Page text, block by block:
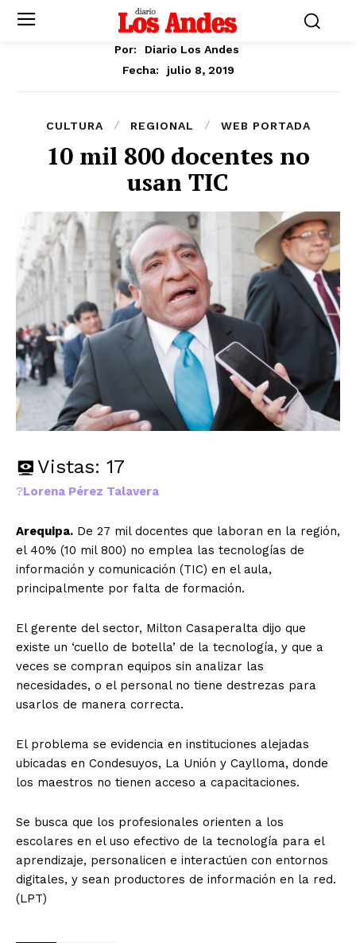
Por:
Diario Los Andes
Fecha:
julio 8, 2019
CULTURA REGIONAL WEB PORTADA
10 mil 800 docentes no
usan TIC
Vistas: 17
?Lorena Pérez Talavera
Arequipa. De 27 mil docentes que laboran en la región,
el 40% (10 mil 800) no emplea las tecnologías de
información y comunicación (TIC) en el aula,
principalmente por falta de formación.
El gerente del sector, Milton Casaperalta dijo que
existe un ‘cuello de botella’ de la tecnología, y que a
veces se compran equipos sin analizar las
necesidades, o el personal no tiene destrezas para
usarlos de manera correcta.
El problema se evidencia en instituciones alejadas
ubicadas en Condesuyos, La Unión y Caylloma, donde
los maestros no tienen acceso a capacitaciones.
Se busca que los profesionales orienten a los
escolares en el uso efectivo de la tecnología para el
aprendizaje, personalicen e interactúen con entornos
digitales, y sean productores de información en la red.
(LPT)